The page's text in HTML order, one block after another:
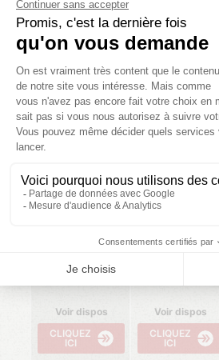
2 ch. 4/6 pers. 1 sdb. 28.8 m²
08/08/2026 -
15/08/2026
15/08/2026 -
Voir dispos
CLIQUEZ
ICI
Voir dispos
CLIQUEZ
ICI